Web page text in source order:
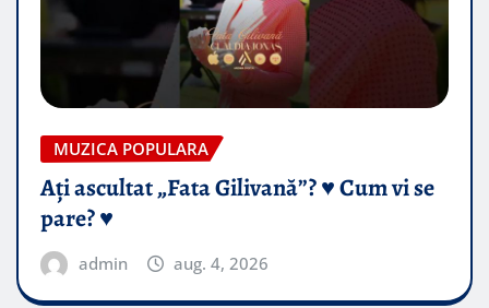
MUZICA POPULARA
Ați ascultat „Fata Gilivană”? ♥️ Cum vi se
pare? ♥️
admin aug. 4, 2026